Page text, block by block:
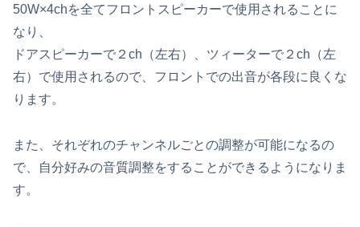
50W×4chを全てフロントスピーカーで使用されることに
なり、
ドアスピーカーで２ch（左右）、ツィーターで２ch（左
右）で使用されるので、フロントでの出音が各段に良くな
ります。
また、それぞれのチャンネルごとの調整が可能になるの
で、自分好みの音質調整をすることができるようになりま
す。